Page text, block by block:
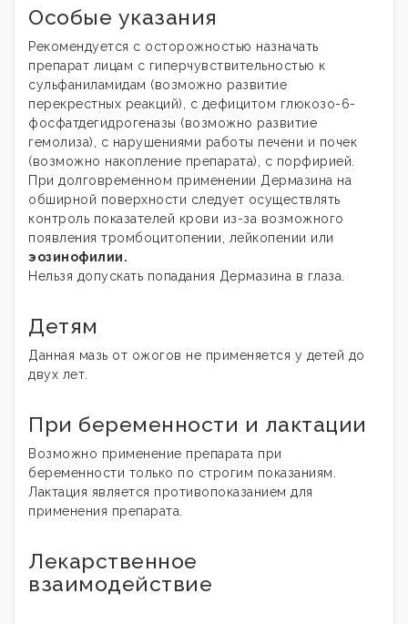
Особые указания
Рекомендуется с осторожностью назначать
препарат лицам с гиперчувствительностью к
сульфаниламидам (возможно развитие
перекрестных реакций), с дефицитом глюкозо-6-
фосфатдегидрогеназы (возможно развитие
гемолиза), с нарушениями работы печени и почек
(возможно накопление препарата), с порфирией.
При долговременном применении Дермазина на
обширной поверхности следует осуществлять
контроль показателей крови из-за возможного
появления тромбоцитопении, лейкопении или
эозинофилии.
Нельзя допускать попадания Дермазина в глаза.
Детям
Данная мазь от ожогов не применяется у детей до
двух лет.
При беременности и лактации
Возможно применение препарата при
беременности только по строгим показаниям.
Лактация является противопоказанием для
применения препарата.
Лекарственное
взаимодействие